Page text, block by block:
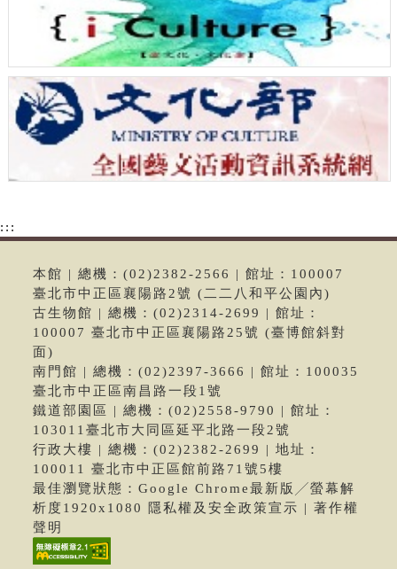
:::
本館 | 總機：(02)2382-2566 | 館址：100007
臺北市中正區襄陽路2號 (二二八和平公園內)
古生物館 | 總機：(02)2314-2699 | 館址：
100007 臺北市中正區襄陽路25號 (臺博館斜對
面)
南門館 | 總機：(02)2397-3666 | 館址：100035
臺北市中正區南昌路一段1號
鐵道部園區 | 總機：(02)2558-9790 | 館址：
103011臺北市大同區延平北路一段2號
行政大樓 | 總機：(02)2382-2699 | 地址：
100011 臺北市中正區館前路71號5樓
最佳瀏覽狀態：Google Chrome最新版╱螢幕解
析度1920x1080 隱私權及安全政策宣示 | 著作權
聲明